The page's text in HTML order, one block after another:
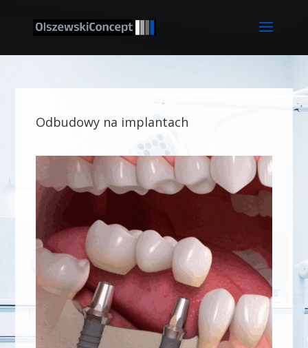
Odbudowy na implantach